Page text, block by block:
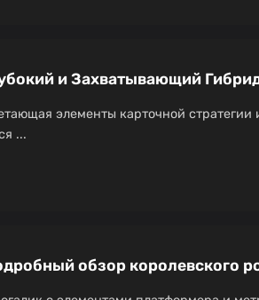
и Захватывающий
элементы карточной
...
обзор королевского